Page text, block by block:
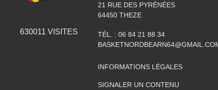
630011 VISITES
21 RUE DES PYRÉNÉES
64450 THEZE
TÉL. : 06 84 21 88 34
INFORMATIONS LÉGALES
SIGNALER UN CONTENU